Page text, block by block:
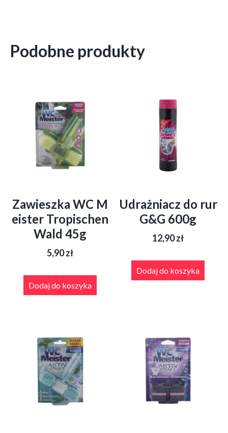
Podobne produkty
Zawieszka WC M
eister Tropischen
Wald 45g
5,90zł
Dodaj do koszyka
Udrażniacz do rur
G&G 600g
12,90zł
Dodaj do koszyka